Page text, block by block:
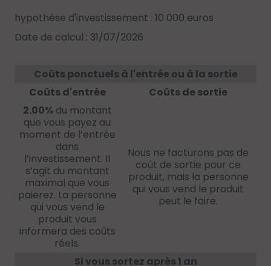
hypothèse d'investissement : 10 000 euros
Date de calcul : 31/07/2026
Coûts ponctuels à l'entrée ou à la sortie
Coûts d'entrée
Coûts de sortie
2.00%du montant
que vous payez au
moment de l’entrée
dans
l’investissement. Il
s’agit du montant
maximal que vous
paierez. La personne
qui vous vend le
produit vous
informera des coûts
réels.
Nous ne facturons pas de
coût de sortie pour ce
produit, mais la personne
qui vous vend le produit
peut le faire.
Si vous sortez après 1 an